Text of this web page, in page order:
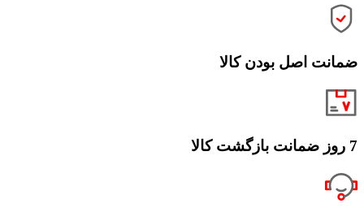
ضمانت اصل بودن کالا
7 روز ضمانت بازگشت کالا